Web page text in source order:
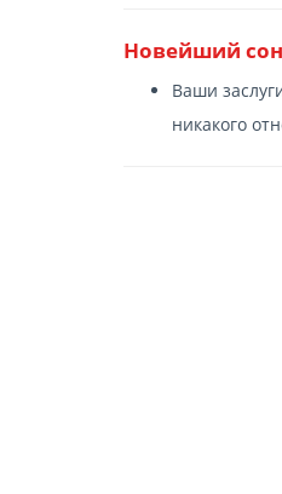
Новейший
Ваши
никакого